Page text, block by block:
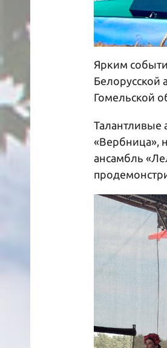
Ярким
Белорусской
Гомельской
Талантливые
«Вербница»,
ансамбль